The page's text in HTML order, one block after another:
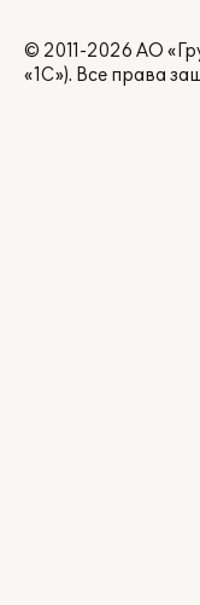
© 2011-2026 АО
«1С»). Все права